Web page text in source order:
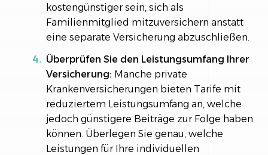
kostengünstiger sein, sich als
Familienmitglied mitzuversichern anstatt
eine separate Versicherung abzuschließen.
Überprüfen Sie den Leistungsumfang Ihrer
Versicherung: Manche private
Krankenversicherungen bieten Tarife mit
reduziertem Leistungsumfang an, welche
jedoch günstigere Beiträge zur Folge haben
können. Überlegen Sie genau, welche
Leistungen für Ihre individuellen